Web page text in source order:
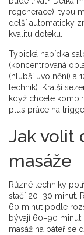
regenerace), typu
delší automaticky
kvalitu doteku.
Typická nabídka
(koncentrovaná
(hlubší uvolnění) a
technik). Kratší
když chcete
plus práce na
Jak volit
masáže
Různé techniky
stačí 20–30 minut.
60 minut podle
bývají 60–90
masáž na páteř se